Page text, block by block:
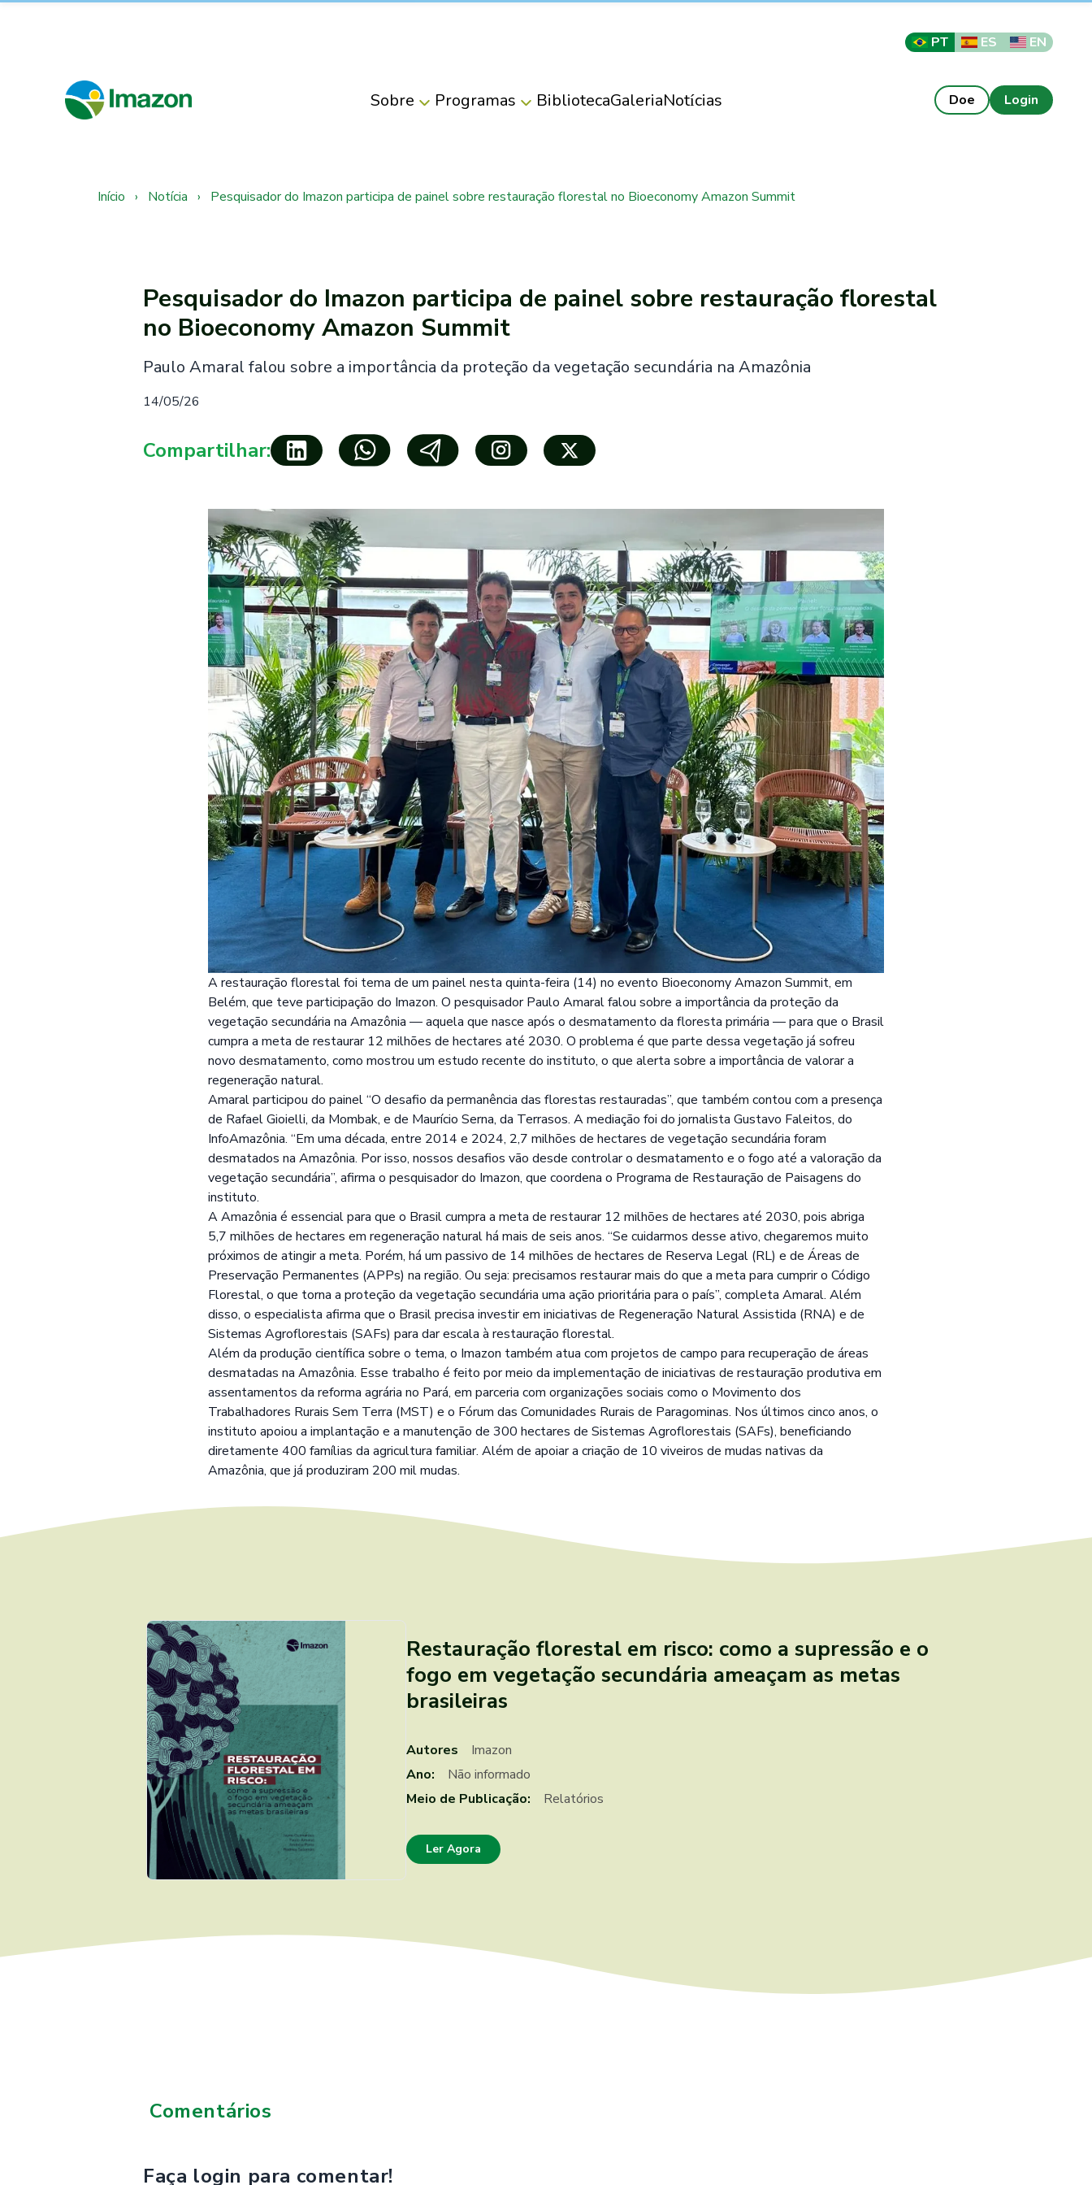
PT ES EN
Sobre Programas BibliotecaGaleriaNotícias Doe Login
Início › Notícia › Pesquisador do Imazon participa de painel sobre restauração florestal no Bioeconomy Amazon Summit
Pesquisador do Imazon participa de painel sobre restauração florestal
no Bioeconomy Amazon Summit
Paulo Amaral falou sobre a importância da proteção da vegetação secundária na Amazônia
14/05/26
Compartilhar:
A restauração florestal foi tema de um painel nesta quinta-feira (14) no evento Bioeconomy Amazon Summit, em
Belém, que teve participação do Imazon. O pesquisador Paulo Amaral falou sobre a importância da proteção da
vegetação secundária na Amazônia — aquela que nasce após o desmatamento da floresta primária — para que o Brasil
cumpra a meta de restaurar 12 milhões de hectares até 2030. O problema é que parte dessa vegetação já sofreu
novo desmatamento, como mostrou um estudo recente do instituto, o que alerta sobre a importância de valorar a
regeneração natural.
Amaral participou do painel “O desafio da permanência das florestas restauradas”, que também contou com a presença
de Rafael Gioielli, da Mombak, e de Maurício Serna, da Terrasos. A mediação foi do jornalista Gustavo Faleitos, do
InfoAmazônia. “Em uma década, entre 2014 e 2024, 2,7 milhões de hectares de vegetação secundária foram
desmatados na Amazônia. Por isso, nossos desafios vão desde controlar o desmatamento e o fogo até a valoração da
vegetação secundária”, afirma o pesquisador do Imazon, que coordena o Programa de Restauração de Paisagens do
instituto.
A Amazônia é essencial para que o Brasil cumpra a meta de restaurar 12 milhões de hectares até 2030, pois abriga
5,7 milhões de hectares em regeneração natural há mais de seis anos. “Se cuidarmos desse ativo, chegaremos muito
próximos de atingir a meta. Porém, há um passivo de 14 milhões de hectares de Reserva Legal (RL) e de Áreas de
Preservação Permanentes (APPs) na região. Ou seja: precisamos restaurar mais do que a meta para cumprir o Código
Florestal, o que torna a proteção da vegetação secundária uma ação prioritária para o país”, completa Amaral. Além
disso, o especialista afirma que o Brasil precisa investir em iniciativas de Regeneração Natural Assistida (RNA) e de
Sistemas Agroflorestais (SAFs) para dar escala à restauração florestal.
Além da produção científica sobre o tema, o Imazon também atua com projetos de campo para recuperação de áreas
desmatadas na Amazônia. Esse trabalho é feito por meio da implementação de iniciativas de restauração produtiva em
assentamentos da reforma agrária no Pará, em parceria com organizações sociais como o Movimento dos
Trabalhadores Rurais Sem Terra (MST) e o Fórum das Comunidades Rurais de Paragominas. Nos últimos cinco anos, o
instituto apoiou a implantação e a manutenção de 300 hectares de Sistemas Agroflorestais (SAFs), beneficiando
diretamente 400 famílias da agricultura familiar. Além de apoiar a criação de 10 viveiros de mudas nativas da
Amazônia, que já produziram 200 mil mudas.
Restauração florestal em risco: como a supressão e o
fogo em vegetação secundária ameaçam as metas
brasileiras
Autores
Imazon
Ano:
Não informado
Meio de Publicação:
Relatórios
Ler Agora
Comentários
Faça login para comentar!